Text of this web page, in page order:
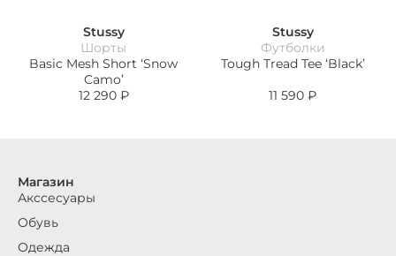
Stussy
Шорты
Basic Mesh Short ‘Snow
Camo’
12 290 ₽
Stussy
Футболки
Tough Tread Tee ‘Black’
11 590 ₽
Магазин
Акссесуары
Обувь
Одежда